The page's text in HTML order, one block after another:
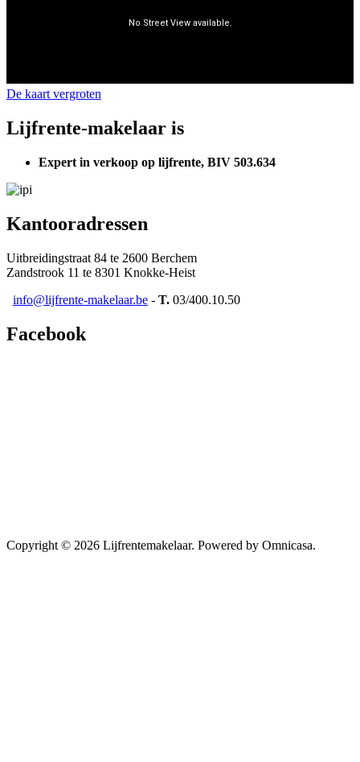
De kaart vergroten
Lijfrente-makelaar is
Expert in verkoop op lijfrente, BIV 503.634
Kantooradressen
Uitbreidingstraat 84 te 2600 Berchem
Zandstrook 11 te 8301 Knokke-Heist
info@lijfrente-makelaar.be - T. 03/400.10.50
Facebook
Copyright © 2026 Lijfrentemakelaar. Powered by Omnicasa.